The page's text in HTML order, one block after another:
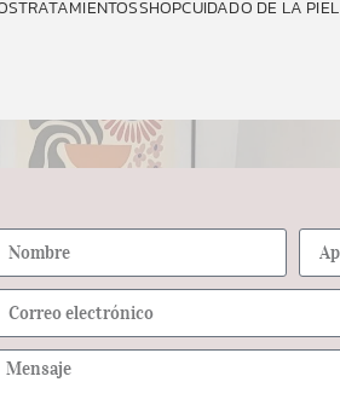
TRATAMIENTOSSHOPCUIDADO DE LA PIEL